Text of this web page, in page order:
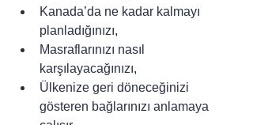
Kanada’da ne kadar kalmayı
planladığınızı,
Masraflarınızı nasıl
karşılayacağınızı,
Ülkenize geri döneceğinizi
gösteren bağlarınızı anlamaya